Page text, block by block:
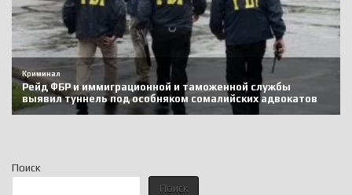
Поиск
Поиск